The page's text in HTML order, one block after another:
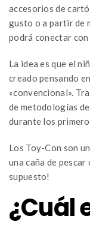
accesorios de
gusto o a partir de
podrá conectar
La idea es que el
creado pensando
«convencional».
de metodologías
durante los
Los Toy-Con son
una caña de
supuesto!
¿Cuál